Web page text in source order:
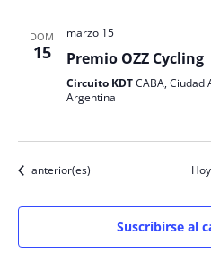
DOM
15
marzo 15
Premio OZZ Cycling
Circuito KDTCABA, Ciudad
Argentina
Eventos
anterior(es) Hoy
Suscribirse al